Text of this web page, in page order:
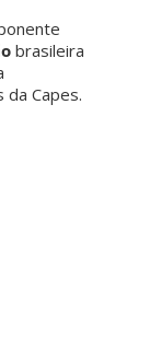
brasileira
da Capes.